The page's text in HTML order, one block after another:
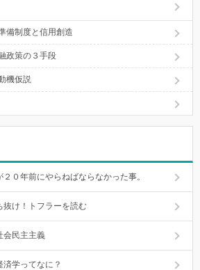
備制度と信用創造
政策の３手段
機仮説
０年前にやらねばならなかった事。
抜け！トフラーを読む
会民主主義
学ってなに？